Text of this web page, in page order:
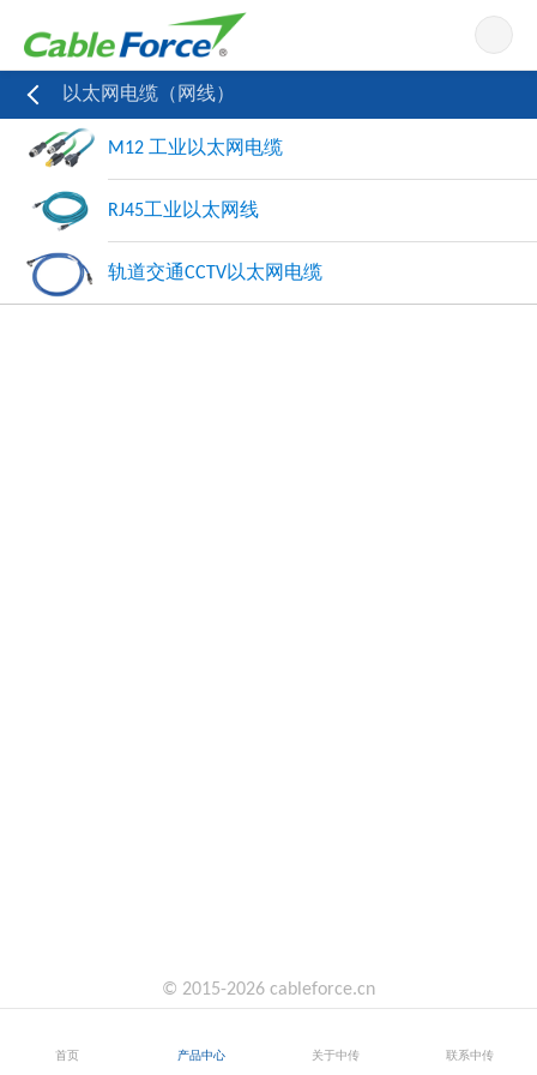
以太网电缆（网线）
M12 工业以太网电缆
RJ45工业以太网线
轨道交通CCTV以太网电缆
© 2015-2026 cableforce.cn
首页 产品中心 关于中传 联系中传